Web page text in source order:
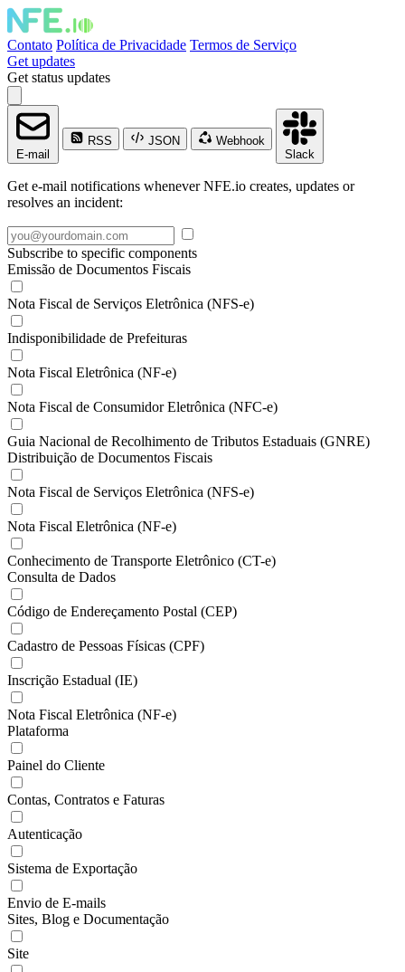
Contato Política de Privacidade Termos de Serviço
Get updates
Get status updates
E-mail
RSS JSON
Webhook
Slack
Get e-mail notifications whenever NFE.io creates, updates or
resolves an incident:
Subscribe to specific components
Emissão de Documentos Fiscais
Nota Fiscal de Serviços Eletrônica (NFS-e)
Indisponibilidade de Prefeituras
Nota Fiscal Eletrônica (NF-e)
Nota Fiscal de Consumidor Eletrônica (NFC-e)
Guia Nacional de Recolhimento de Tributos Estaduais (GNRE)
Distribuição de Documentos Fiscais
Nota Fiscal de Serviços Eletrônica (NFS-e)
Nota Fiscal Eletrônica (NF-e)
Conhecimento de Transporte Eletrônico (CT-e)
Consulta de Dados
Código de Endereçamento Postal (CEP)
Cadastro de Pessoas Físicas (CPF)
Inscrição Estadual (IE)
Nota Fiscal Eletrônica (NF-e)
Plataforma
Painel do Cliente
Contas, Contratos e Faturas
Autenticação
Sistema de Exportação
Envio de E-mails
Sites, Blog e Documentação
Site